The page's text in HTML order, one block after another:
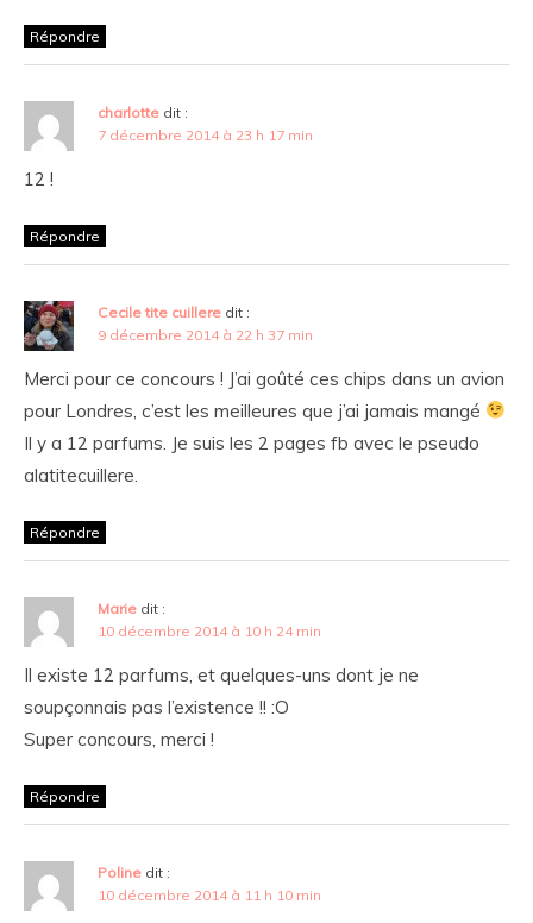
Répondre
charlotte dit :
7 décembre 2014 à 23 h 17 min
12 !
Répondre
Cecile tite cuillere dit :
9 décembre 2014 à 22 h 37 min
Merci pour ce concours ! J’ai goûté ces chips dans un avion
pour Londres, c’est les meilleures que j’ai jamais mangé
Il y a 12 parfums. Je suis les 2 pages fb avec le pseudo
alatitecuillere.
Répondre
Marie dit :
10 décembre 2014 à 10 h 24 min
Il existe 12 parfums, et quelques-uns dont je ne
soupçonnais pas l’existence !! :O
Super concours, merci !
Répondre
Poline dit :
10 décembre 2014 à 11 h 10 min